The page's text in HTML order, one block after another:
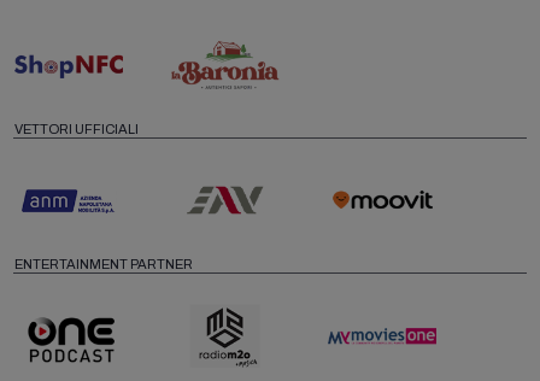
VETTORI UFFICIALI
ENTERTAINMENT PARTNER